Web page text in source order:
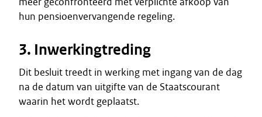
hun pensioenvervangende regeling.
3. Inwerkingtreding
Dit besluit treedt in werking met ingang van de dag
na de datum van uitgifte van de Staatscourant
waarin het wordt geplaatst.